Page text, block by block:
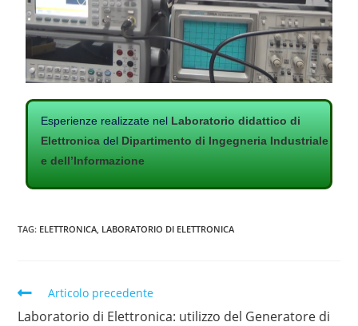
Esperienze realizzate nel Laboratorio didattico di
Elettronica del Dipartimento di Ingegneria Industriale
e dell’Informazione
TAG: ELETTRONICA LABORATORIO DI ELETTRONICA
Articolo precedente
Laboratorio di Elettronica: utilizzo del Generatore di